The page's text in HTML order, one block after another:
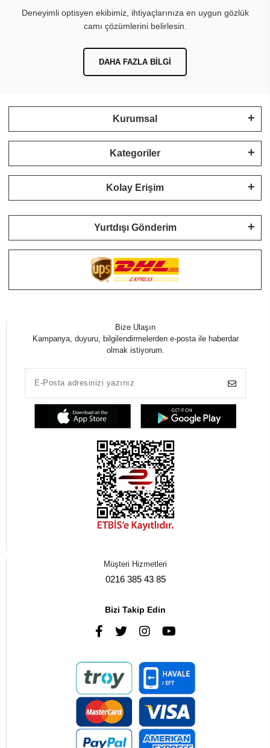
Deneyimli optisyen ekibimiz, ihtiyaçlarınıza en uygun gözlük
camı çözümlerini belirlesin.
DAHA FAZLA BILGI
Kurumsal
Kategoriler
Kolay Erişim
Yurtdışı Gönderim
Bize Ulaşın
Kampanya, duyuru, bilgilendirmelerden e-posta ile haberdar
olmak istiyorum.
Müşteri Hizmetleri
0216 385 43 85
Bizi Takip Edin